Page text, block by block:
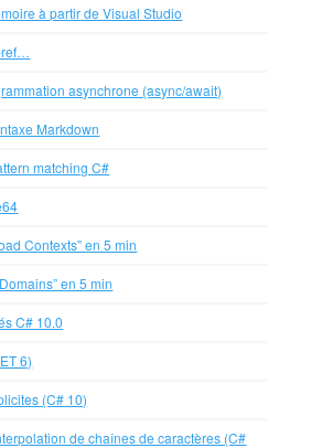
à partir de Visual Studio
asynchrone (async/await)
Markdown
matching C#
Contexts” en 5 min
en 5 min
C# 10.0
6)
(C# 10)
de chaînes de caractères (C#